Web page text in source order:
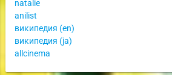
natalie
anilist
википедия (en)
википедия (ja)
allcinema